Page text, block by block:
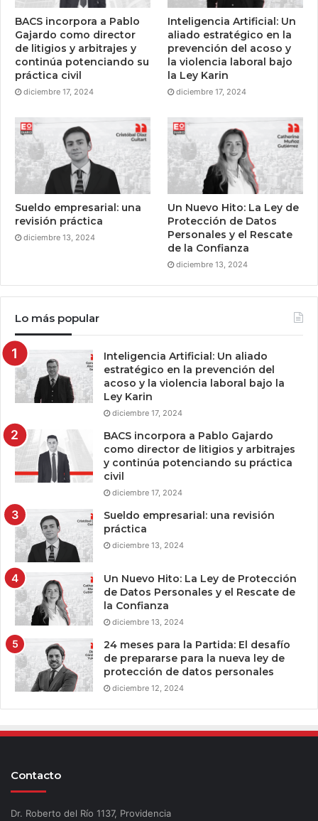
BACS incorpora a Pablo
Gajardo como director
de litigios y arbitrajes y
continúa potenciando su
práctica civil
diciembre 17, 2024
Inteligencia Artificial: Un
aliado estratégico en la
prevención del acoso y
la violencia laboral bajo
la Ley Karin
diciembre 17, 2024
Sueldo empresarial: una
revisión práctica
diciembre 13, 2024
Un Nuevo Hito: La Ley de
Protección de Datos
Personales y el Rescate
de la Confianza
diciembre 13, 2024
Lo más popular
Inteligencia Artificial: Un aliado
estratégico en la prevención del
acoso y la violencia laboral bajo la
Ley Karin
diciembre 17, 2024
BACS incorpora a Pablo Gajardo
como director de litigios y arbitrajes
y continúa potenciando su práctica
civil
diciembre 17, 2024
Sueldo empresarial: una revisión
práctica
diciembre 13, 2024
Un Nuevo Hito: La Ley de Protección
de Datos Personales y el Rescate de
la Confianza
diciembre 13, 2024
24 meses para la Partida: El desafío
de prepararse para la nueva ley de
protección de datos personales
diciembre 12, 2024
Contacto
Dr. Roberto del Río 1137, Providencia